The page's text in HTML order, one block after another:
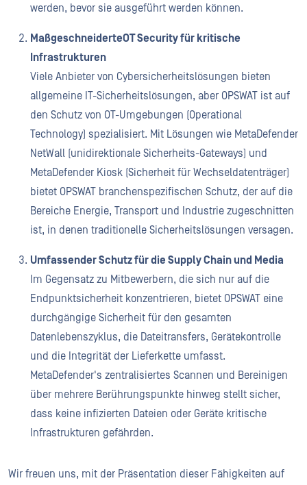
werden, bevor sie ausgeführt werden können.
MaßgeschneiderteOT Security für kritische
Infrastrukturen
Viele Anbieter von Cybersicherheitslösungen bieten
allgemeine IT-Sicherheitslösungen, aber OPSWAT ist auf
den Schutz von OT-Umgebungen (Operational
Technology) spezialisiert. Mit Lösungen wie MetaDefender
NetWall (unidirektionale Sicherheits-Gateways) und
MetaDefender Kiosk (Sicherheit für Wechseldatenträger)
bietet OPSWAT branchenspezifischen Schutz, der auf die
Bereiche Energie, Transport und Industrie zugeschnitten
ist, in denen traditionelle Sicherheitslösungen versagen.
Umfassender Schutz für die Supply Chain und Media
Im Gegensatz zu Mitbewerbern, die sich nur auf die
Endpunktsicherheit konzentrieren, bietet OPSWAT eine
durchgängige Sicherheit für den gesamten
Datenlebenszyklus, die Dateitransfers, Gerätekontrolle
und die Integrität der Lieferkette umfasst.
MetaDefender's zentralisiertes Scannen und Bereinigen
über mehrere Berührungspunkte hinweg stellt sicher,
dass keine infizierten Dateien oder Geräte kritische
Infrastrukturen gefährden.
Wir freuen uns, mit der Präsentation dieser Fähigkeiten auf